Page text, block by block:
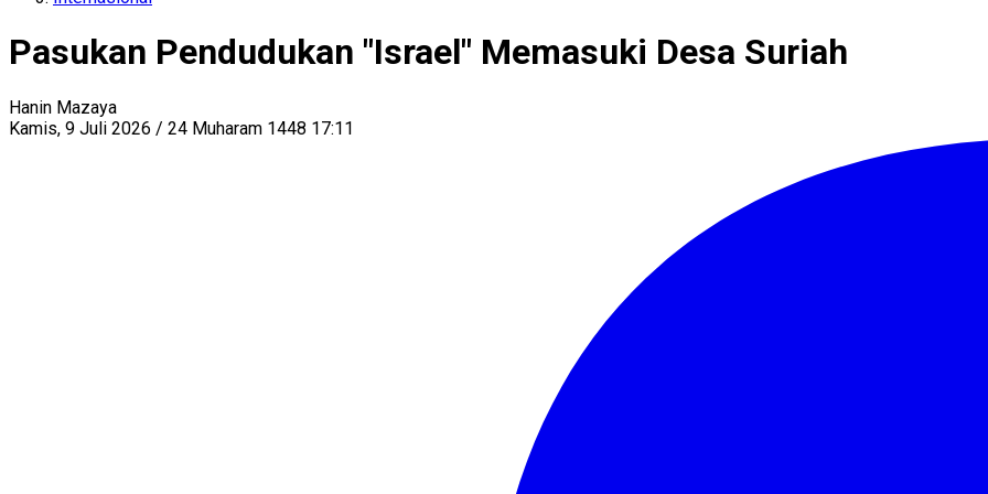
Pasukan Pendudukan "Israel" Memasuki Desa Suriah
Hanin Mazaya
Kamis, 9 Juli 2026 / 24 Muharam 1448 17:11